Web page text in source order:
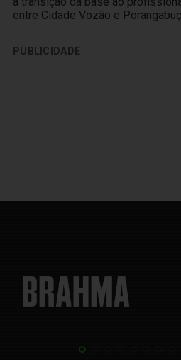
entre Cidade Vozão e
PUBLICIDADE